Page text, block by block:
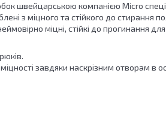
швейцарською компанією Micro
з міцного та стійкого до стирання
міцні, стійкі до прогинання
завдяки наскрізним отворам в